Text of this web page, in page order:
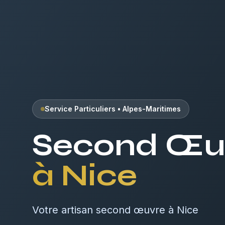
Service Particuliers • Alpes-Maritimes
Second
à Nice
Votre artisan second œuvre à Nice